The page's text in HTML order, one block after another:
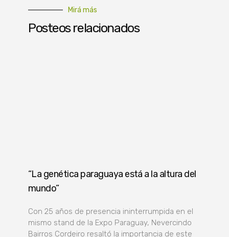
Mirá más
Posteos relacionados
“La genética paraguaya está a la altura del
mundo”
Con 25 años de presencia ininterrumpida en el
mismo stand de la Expo Paraguay, Nevercindo
Bairros Cordeiro resaltó la importancia de este